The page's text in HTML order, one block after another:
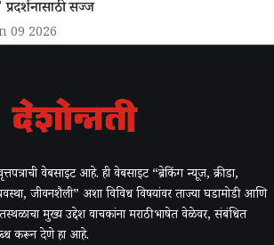
सज्ज
09 2026
वेबसाइट आहे. ही वेबसाइट “ब्रेकिंग न्यूज, क्रीडा,
जीवनशैली” अशा विविध विषयांवर ताज्या घडामोडी आणि
मुख्य उद्देश वाचकांना मराठी भाषेत वेळेवर, संबंधित
करून देणे हा आहे.